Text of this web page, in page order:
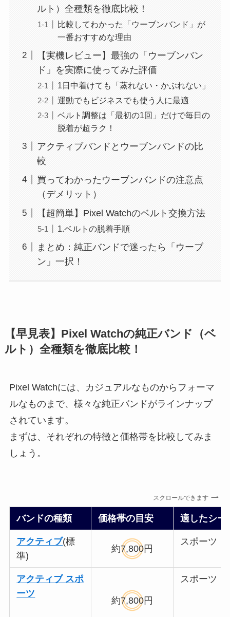
ルト）全種類を徹底比較！
比較してわかった「ウーブンバンド」が
一番おすすめな理由
【実機レビュー】最強の「ウーブンバン
ド」を実際に使ってみた評価
1日中着けても「蒸れない・かぶれない」
運動でもビジネスでも使う人に最適
ベルト調整は「最初の1回」だけで毎日の
脱着が超ラク！
アクティブバンドとウーブンバンドの比
較
買ってわかったウーブンバンドの注意点
（デメリット）
【超簡単】Pixel Watchのベルト交換方法
1.ベルトの脱着手順
まとめ：純正バンドで迷ったら「ウーブ
ン」一択！
【早見表】Pixel Watchの純正バンド（ベ
ルト）全種類を徹底比較！
Pixel Watchには、カジュアルなものからフォーマ
ルなものまで、様々な純正バンドがラインナップ
されています。
まずは、それぞれの特徴と価格帯を比較してみま
しょう。
スクロールできます
バンドの種類 価格帯の目安 適したシー
アクティブ(標
準)
約7,800円
スポーツ・
アクティブ スポ
ーツ
約7,800円
スポーツ